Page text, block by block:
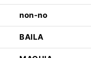
non-no
BAILA